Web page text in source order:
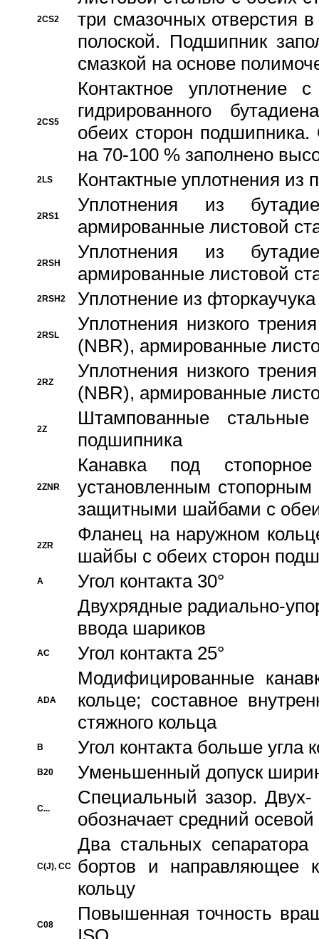
2CS2
три смазочных отверстия
полоской. Подшипник
смазкой на основе
2CS5
Контактное уплотнение
гидрированного
обеих сторон
на 70-100 % заполнено
2LS Контактные уплотнения из
2RS1
Уплотнения из
армированные листовой
2RSH
Уплотнения из
армированные листовой
2RSH2 Уплотнение из
2RSL
Уплотнения низкого
(NBR), армированные
2RZ
Уплотнения низкого
(NBR), армированные
2Z
Штампованные
подшипника
2ZNR
Канавка под
установленным
защитными шайбами с
2ZR
Фланец на наружном
шайбы с обеих сторон
A
Угол контакта 30°
Двухрядные радиально-
ввода шариков
AC Угол контакта 25°
ADA
Модифицированные
кольце; составное
стяжного кольца
B Угол контакта больше угла
B20 Уменьшенный допуск
C...
Специальный зазор.
обозначает средний
C(J), CC
Два стальных сепаратора
бортов и направляющее
кольцу
C08
Повышенная точность